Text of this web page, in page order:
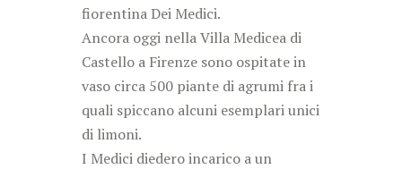
fiorentina Dei Medici.
Ancora oggi nella Villa Medicea di
Castello a Firenze sono ospitate in
vaso circa 500 piante di agrumi fra i
quali spiccano alcuni esemplari unici
di limoni.
I Medici diedero incarico a un